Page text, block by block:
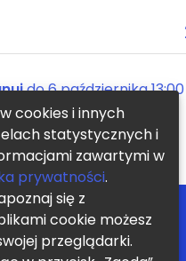
do6 października 13:00
TERAZ
ZOSTAŃ PARTNEREM
REGULAMIN
POLITYKA PRYWATNOŚCI
cookies i innych
statystycznych i
zawartymi w
prywatności.
się z
cookie możesz
przeglądarki.